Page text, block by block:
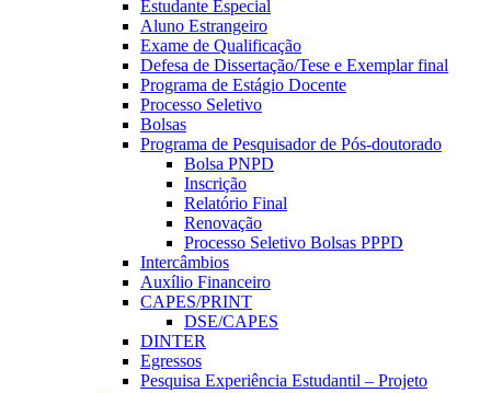
Estudante Especial
Aluno Estrangeiro
Exame de Qualificação
Defesa de Dissertação/Tese e Exemplar final
Programa de Estágio Docente
Processo Seletivo
Bolsas
Programa de Pesquisador de Pós-doutorado
Bolsa PNPD
Inscrição
Relatório Final
Renovação
Processo Seletivo Bolsas PPPD
Intercâmbios
Auxílio Financeiro
CAPES/PRINT
DSE/CAPES
DINTER
Egressos
Pesquisa Experiência Estudantil – Projeto